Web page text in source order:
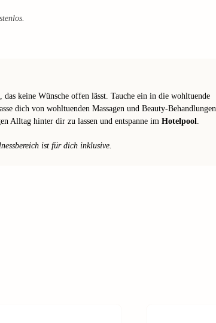
keine Wünsche offen lässt. Tauche ein in die wohltuende
dich von wohltuenden Massagen und Beauty-Behandlungen
Alltag hinter dir zu lassen und entspanne im Hotelpool
ist für dich inklusive.